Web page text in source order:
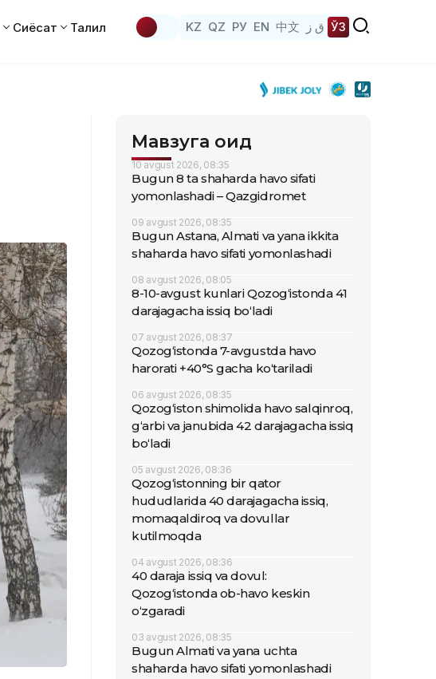
Сиёсат Таҳлил KZ QZ РУ EN 中文 ق ز ЎЗ
Мавзуга оид
10 avgust 2026, 08:35
Bugun 8 ta shaharda havo sifati
yomonlashadi – Qazgidromet
09 avgust 2026, 08:35
Bugun Astana, Almati va yana ikkita
shaharda havo sifati yomonlashadi
08 avgust 2026, 08:05
8-10-avgust kunlari Qozog‘istonda 41
darajagacha issiq bo‘ladi
07 avgust 2026, 08:37
Qozog‘istonda 7-avgustda havo
harorati +40°S gacha ko‘tariladi
06 avgust 2026, 08:35
Qozog‘iston shimolida havo salqinroq,
g‘arbi va janubida 42 darajagacha issiq
bo‘ladi
05 avgust 2026, 08:36
Qozog‘istonning bir qator
hududlarida 40 darajagacha issiq,
momaqaldiroq va dovullar
kutilmoqda
04 avgust 2026, 08:36
40 daraja issiq va dovul:
Qozog‘istonda ob-havo keskin
o‘zgaradi
03 avgust 2026, 08:35
Bugun Almati va yana uchta
shaharda havo sifati yomonlashadi